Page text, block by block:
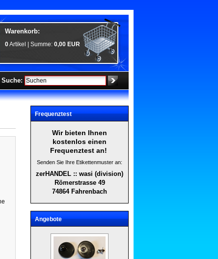
Warenkorb:
0Artikel | Summe: 0,00 EUR
Suche:
Frequenztest
Wir bieten Ihnen
kostenlos einen
Frequenztest an!
Senden Sie Ihre Etikettenmuster an:
zerHANDEL :: wasi (division)
Römerstrasse 49
74864 Fahrenbach
Angebote